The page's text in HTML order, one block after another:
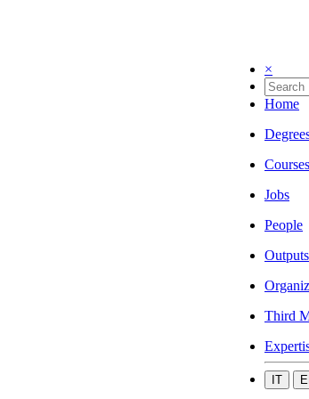
×
Home
Courses
Jobs
People
Outputs
Third
IT